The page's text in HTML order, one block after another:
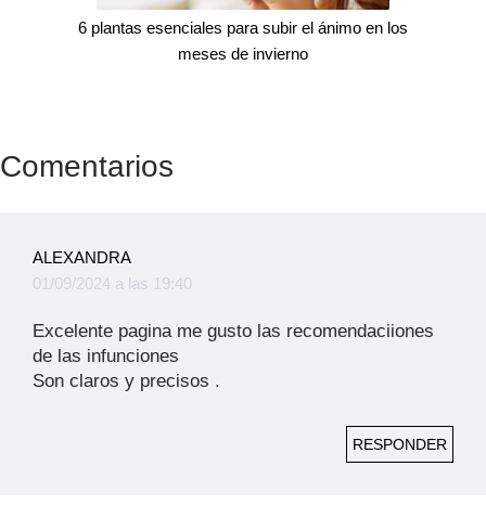
6 plantas esenciales para subir el ánimo en los
meses de invierno
Comentarios
ALEXANDRA
01/09/2024 a las 19:40
Excelente pagina me gusto las recomendaciiones
de las infunciones
Son claros y precisos .
RESPONDER